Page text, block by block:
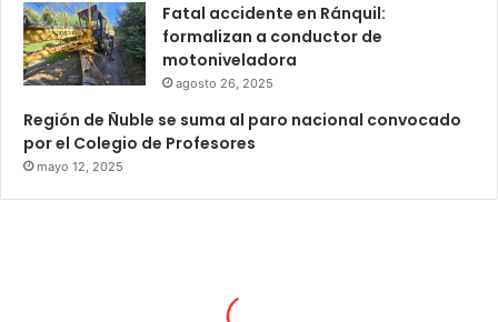
Fatal accidente en Ránquil:
formalizan a conductor de
motoniveladora
agosto 26, 2025
Región de Ñuble se suma al paro nacional convocado
por el Colegio de Profesores
mayo 12, 2025